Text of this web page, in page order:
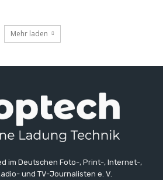
Mehr laden
im Deutschen Foto-, Print-, Internet-,
und TV-Journalisten e. V.